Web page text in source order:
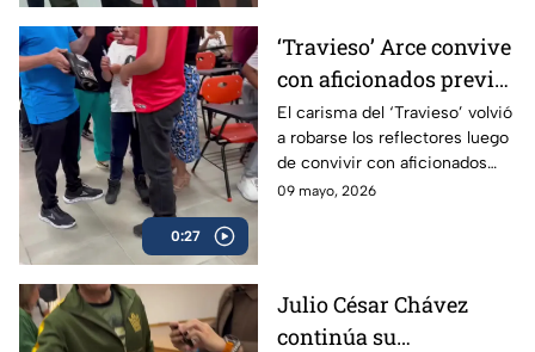
0:27
‘Travieso’ Arce convive
con aficionados previo
a su esperado combate
El carisma del ‘Travieso’ volvió
a robarse los reflectores luego
de convivir con aficionados
antes de subir al ring.
09 mayo, 2026
Julio César Chávez
continúa su